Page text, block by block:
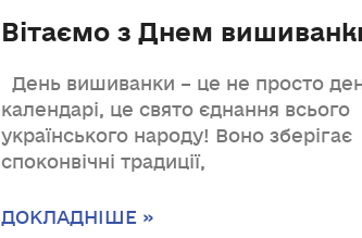
Вітаємо з Днем
День вишиванки – це не просто
календарі, це свято єднання всього
українського народу! Воно зберігає
споконвічні традиції,
ДОКЛАДНІШЕ »